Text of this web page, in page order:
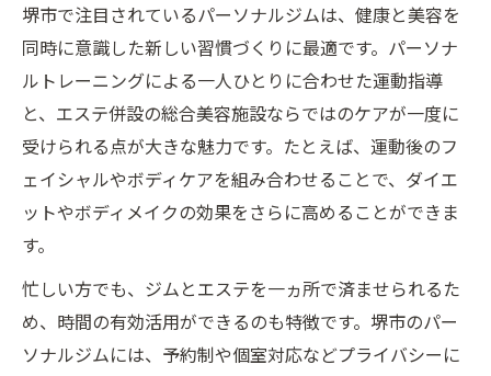
エステ併設パーソナルジムが選ばれる理由
とは
ボディメイクと美肌ケアが同時に叶う新習
慣
堺市女性におすすめのエステ併設パーソナ
ルジム
ビス例
堺市女性注目のパーソナルジム選びのコツ
パーソナルジム選びで女性が重視すべきポ
堺市で注目されているパーソナルジムは、健康と美容を
同時に意識した新しい習慣づくりに最適です。パーソナ
ルトレーニングによる一人ひとりに合わせた運動指導
と、エステ併設の総合美容施設ならではのケアが一度に
受けられる点が大きな魅力です。たとえば、運動後のフ
ェイシャルやボディケアを組み合わせることで、ダイエ
ットやボディメイクの効果をさらに高めることができま
す。
忙しい方でも、ジムとエステを一ヵ所で済ませられるた
め、時間の有効活用ができるのも特徴です。堺市のパー
ソナルジムには、予約制や個室対応などプライバシーに